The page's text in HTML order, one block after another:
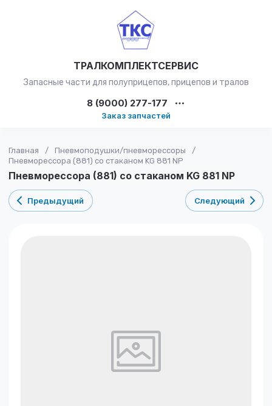
ТРАЛКОМПЛЕКТСЕРВИС
Запасные части для полуприцепов, прицепов и тралов
8 (9000) 277-177
Заказ запчастей
Главная / Пневмоподушки/пневморессоры
/
Пневморессора (881) со стаканом KG 881 NP
Пневморессора (881) со стаканом KG 881 NP
Предыдущий Следующий